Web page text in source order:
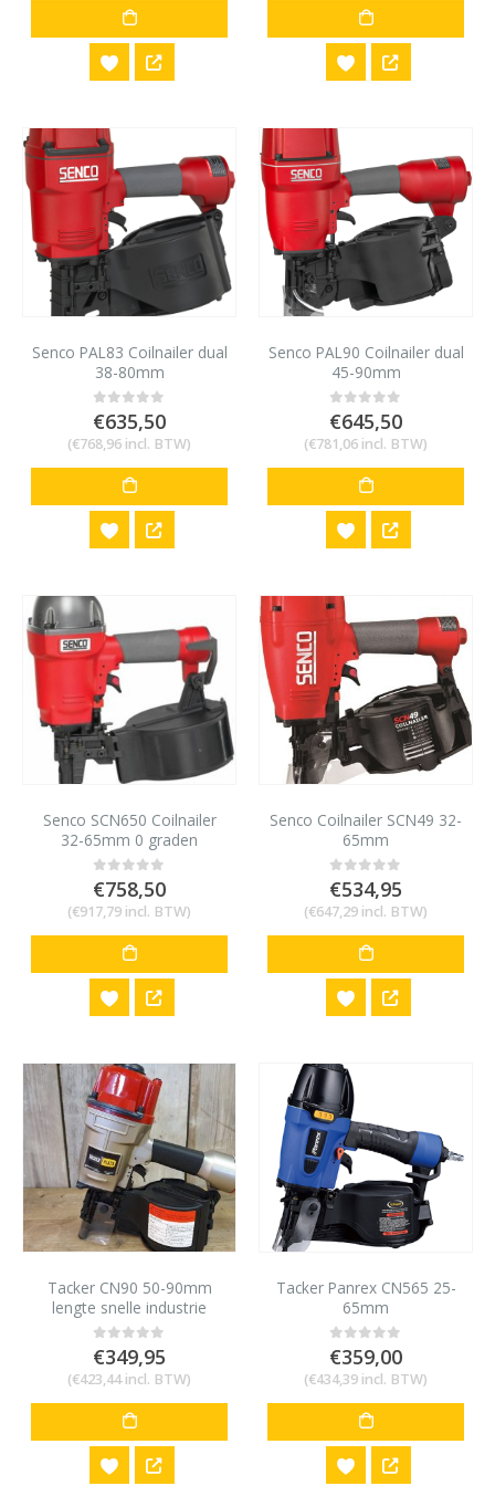
€680,00. €680,00.
Senco PAL83 Coilnailer dual
38-80mm
0out of 5
€635,50
(€768,96 incl. BTW)
Senco PAL90 Coilnailer dual
45-90mm
0out of 5
€645,50
(€781,06 incl. BTW)
Senco SCN650 Coilnailer
32-65mm 0 graden
0out of 5
€758,50
(€917,79 incl. BTW)
Senco Coilnailer SCN49 32-
65mm
0out of 5
€534,95
(€647,29 incl. BTW)
Tacker CN90 50-90mm
lengte snelle industrie
tacker
0out of 5
€349,95
(€423,44incl. BTW)
Tacker Panrex CN565 25-
65mm
0out of 5
€359,00
(€434,39 incl. BTW)